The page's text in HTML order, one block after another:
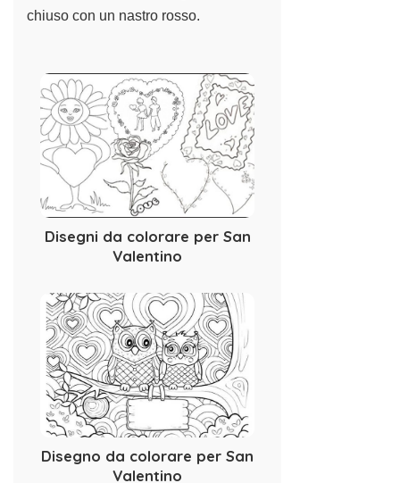
chiuso con un nastro rosso.
Disegni da colorare per San
Valentino
Disegno da colorare per San
Valentino